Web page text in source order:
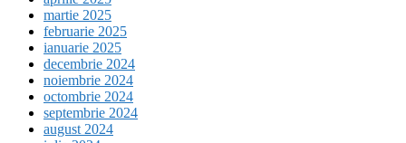
martie 2025
februarie 2025
ianuarie 2025
decembrie 2024
noiembrie 2024
octombrie 2024
septembrie 2024
august 2024